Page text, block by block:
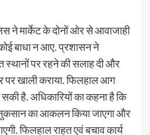
ने मार्केट के दोनों ओर से आवाजाही
कोई बाधा न आए. प्रशासन ने
स्थानों पर रहने की सलाह दी और
पर खाली कराया. फिलहाल आग
है. अधिकारियों का कहना है कि
का आकलन किया जाएगा और
फिलहाल राहत एवं बचाव कार्य